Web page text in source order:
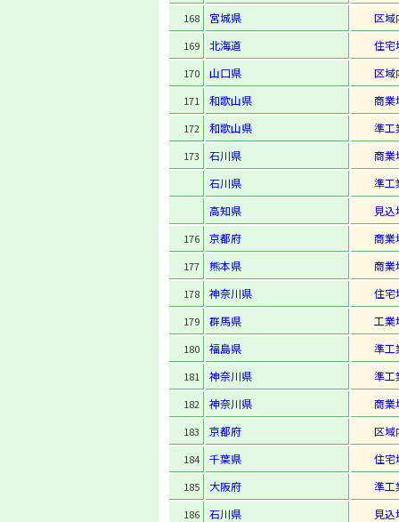
168 宮城県 区域
169 北海道 住宅
170 山口県 区域
171 和歌山県 商業
172 和歌山県 準工
173 石川県
商業
石川県
準工
高知県
見込
176 京都府 商業
177 熊本県 商業
178 神奈川県 住宅
179 群馬県 工業
180 福島県 準工
181 神奈川県 準工
182 神奈川県 商業
183 京都府 区域
184 千葉県 住宅
185 大阪府 準工
186 石川県
見込